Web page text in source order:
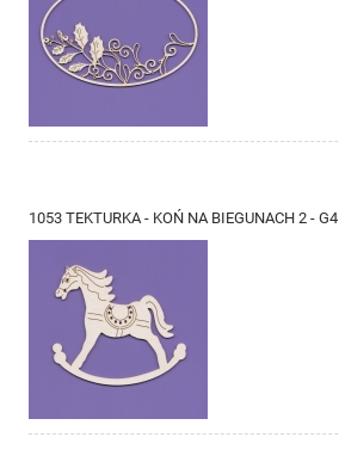
1053 TEKTURKA - KOŃ NA BIEGUNACH 2 - G4